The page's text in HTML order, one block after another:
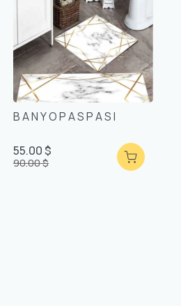
B A N Y O P A S P A S I
55.00 $
90.00 $